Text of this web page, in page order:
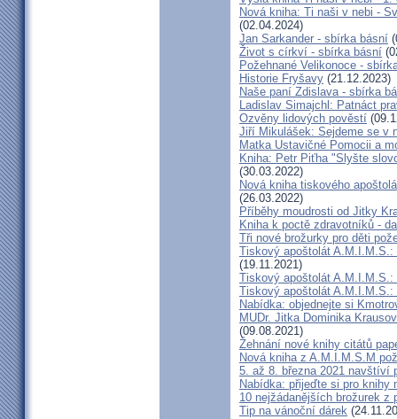
Nová kniha: Ti naši v nebi -
(02.04.2024)
Jan Sarkander - sbírka básní
Život s církví - sbírka básní
Požehnané Velikonoce -
Historie Fryšavy (21.12.2023)
Naše paní Zdislava - sbírka
Ladislav Simajchl: Patnáct
Ozvěny lidových pověstí
Jiří Mikulášek: Sejdeme se v
Matka Ustavičné Pomocii a
Kniha: Petr Piťha "Slyšte
(30.03.2022)
Nová kniha tiskového
(26.03.2022)
Příběhy moudrosti od Jitky
Kniha k poctě zdravotníků -
Tři nové brožurky pro děti
Tiskový apoštolát
(19.11.2021)
Tiskový apoštolát
Tiskový apoštolát
Nabídka: objednejte si
MUDr. Jitka Dominika
(09.08.2021)
Žehnání nové knihy citátů
Nová kniha z A.M.I.M.S.M
5. až 8. března 2021 navštíví
Nabídka: přijeďte si pro knihy
10 nejžádanějších brožurek z
Tip na vánoční dárek